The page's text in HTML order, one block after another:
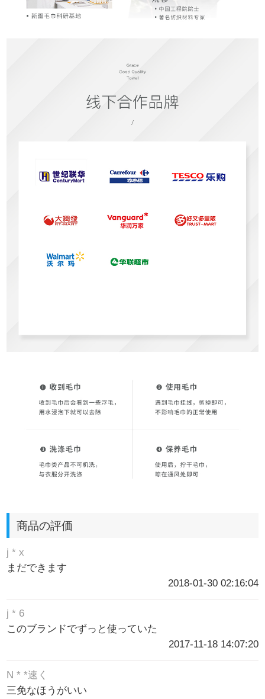
商品の評価
j * x
まだできます
2018-01-30 02:16:04
j * 6
このブランドでずっと使っていた
2017-11-18 14:07:20
N * *速く
三免なほうがいい